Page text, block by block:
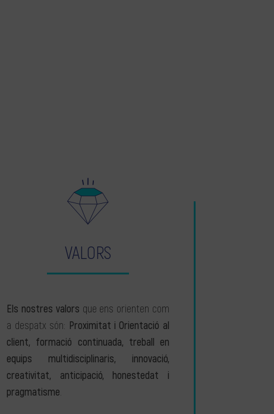
VALORS
Els nostres valors que ens orienten com
a despatx són: Proximitat i Orientació al
client, formació continuada, treball en
equips multidisciplinaris, innovació,
creativitat, anticipació, honestedat i
pragmatisme.